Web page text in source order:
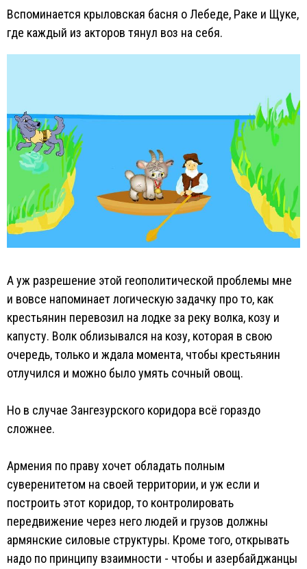
Вспоминается крыловская басня о Лебеде, Раке и Щуке,
где каждый из акторов тянул воз на себя.
А уж разрешение этой геополитической проблемы мне
и вовсе напоминает логическую задачку про то, как
крестьянин перевозил на лодке за реку волка, козу и
капусту. Волк облизывался на козу, которая в свою
очередь, только и ждала момента, чтобы крестьянин
отлучился и можно было умять сочный овощ.
Но в случае Зангезурского коридора всё гораздо
сложнее.
Армения по праву хочет обладать полным
суверенитетом на своей территории, и уж если и
построить этот коридор, то контролировать
передвижение через него людей и грузов должны
армянские силовые структуры. Кроме того, открывать
надо по принципу взаимности - чтобы и азербайджанцы